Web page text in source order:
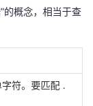
的概念，相当于查
符。要匹配 .